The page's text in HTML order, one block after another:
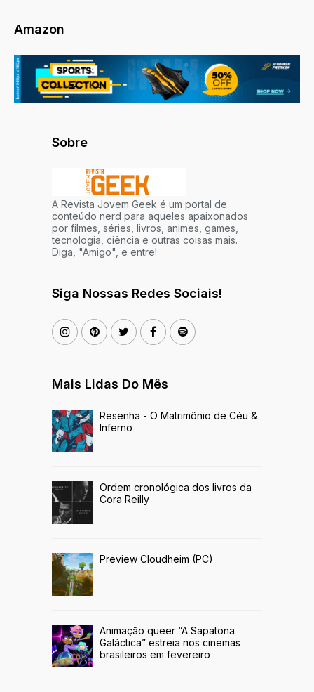
Amazon
Sobre
A Revista Jovem Geek é um portal de
conteúdo nerd para aqueles apaixonados
por filmes, séries, livros, animes, games,
tecnologia, ciência e outras coisas mais.
Diga, "Amigo", e entre!
Siga Nossas Redes Sociais!
Mais Lidas Do Mês
Resenha - O Matrimônio de Céu &
Inferno
Ordem cronológica dos livros da
Cora Reilly
Preview Cloudheim (PC)
Animação queer “A Sapatona
Galáctica” estreia nos cinemas
brasileiros em fevereiro